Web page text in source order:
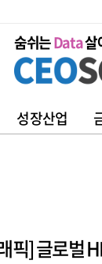
숨쉬는Data살
성장산업
픽] 글로벌